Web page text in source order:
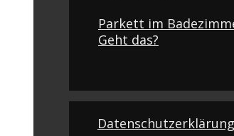
Parkett im
Geht das?
Datenschutzerklärung